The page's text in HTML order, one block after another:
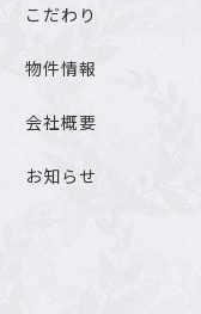
こだわり
物件情報
会社概要
お知らせ